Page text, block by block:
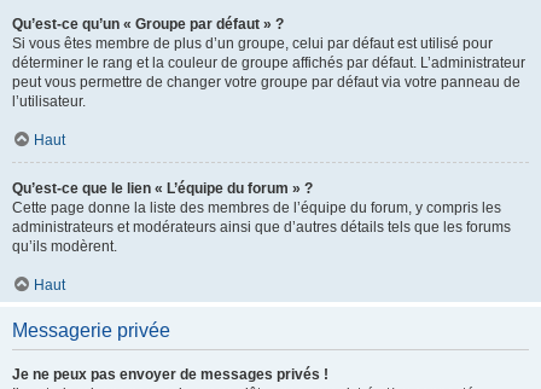
Qu’est-ce qu’un « Groupe par défaut » ?
Si vous êtes membre de plus d’un groupe, celui par défaut est utilisé pour
déterminer le rang et la couleur de groupe affichés par défaut. L’administrateur
peut vous permettre de changer votre groupe par défaut via votre panneau de
l’utilisateur.
Haut
Qu’est-ce que le lien « L’équipe du forum » ?
Cette page donne la liste des membres de l’équipe du forum, y compris les
administrateurs et modérateurs ainsi que d’autres détails tels que les forums
qu’ils modèrent.
Haut
Messagerie privée
Je ne peux pas envoyer de messages privés !